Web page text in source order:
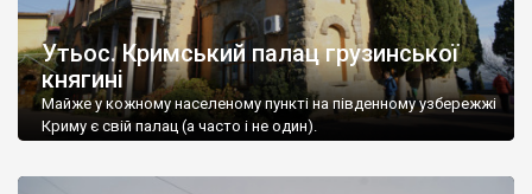
Утьос. Кримський палац грузинської
княгині
Майже у кожному населеному пункті на південному узбережжі
Криму є свій палац (а часто і не один).